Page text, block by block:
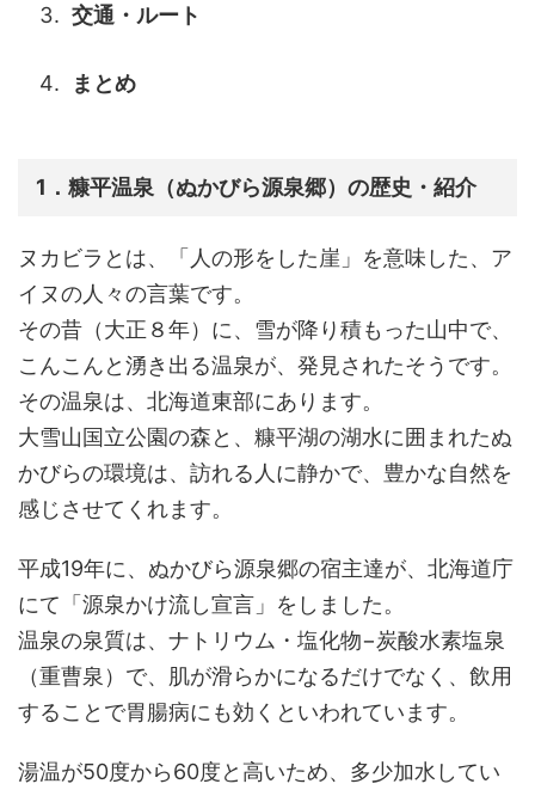
交通・ルート
まとめ
1．糠平温泉（ぬかびら源泉郷）の歴史・紹介
ヌカビラとは、「人の形をした崖」を意味した、ア
イヌの人々の言葉です。
その昔（大正８年）に、雪が降り積もった山中で、
こんこんと湧き出る温泉が、発見されたそうです。
その温泉は、北海道東部にあります。
大雪山国立公園の森と、糠平湖の湖水に囲まれたぬ
かびらの環境は、訪れる人に静かで、豊かな自然を
感じさせてくれます。
平成19年に、ぬかびら源泉郷の宿主達が、北海道庁
にて「源泉かけ流し宣言」をしました。
温泉の泉質は、ナトリウム・塩化物−炭酸水素塩泉
（重曹泉）で、肌が滑らかになるだけでなく、飲用
することで胃腸病にも効くといわれています。
湯温が50度から60度と高いため、多少加水してい